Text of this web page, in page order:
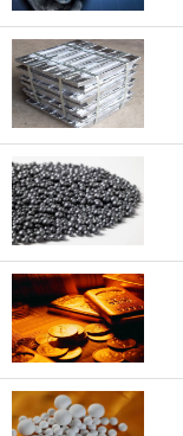
谷歌规划的
在地上方的
环保人士的
美元的项目
欧股开盘涨
0.08%，法
意大利富时